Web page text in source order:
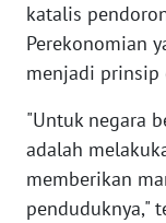
katalis
Perekonomian
menjadi prinsip
"Untuk negara
adalah
memberikan
penduduknya,"
WN
KALTARA
KALSEL
WN
KALTIM